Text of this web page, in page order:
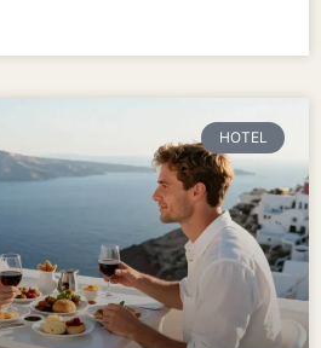
HOTEL